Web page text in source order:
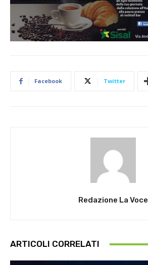
Facebook Twitter
Redazione La Voce
ARTICOLI CORRELATI